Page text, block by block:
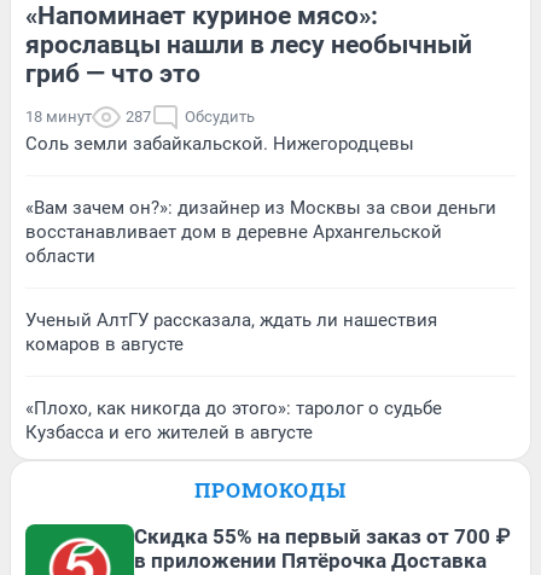
«Напоминает куриное мясо»:
ярославцы нашли в лесу необычный
гриб — что это
18 минут 287 Обсудить
Соль земли забайкальской. Нижегородцевы
«Вам зачем он?»: дизайнер из Москвы за свои деньги
восстанавливает дом в деревне Архангельской
области
Ученый АлтГУ рассказала, ждать ли нашествия
комаров в августе
«Плохо, как никогда до этого»: таролог о судьбе
Кузбасса и его жителей в августе
ПРОМОКОДЫ
Скидка 55% на первый заказ от 700 ₽
в приложении Пятёрочка Доставка